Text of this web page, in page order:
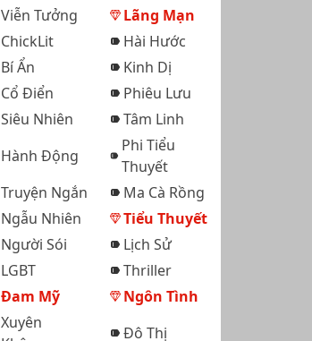
Viễn Tưởng
Lãng Mạn
ChickLit
Hài Hước
Bí Ẩn
Kinh Dị
Cổ Điển
Phiêu Lưu
Siêu Nhiên
Tâm Linh
Hành Động
Phi Tiểu
Thuyết
Truyện Ngắn
Ma Cà Rồng
Ngẫu Nhiên
Tiểu Thuyết
Người Sói
Lịch Sử
LGBT
Thriller
Đam Mỹ
Ngôn Tình
Xuyên
Đô Thị